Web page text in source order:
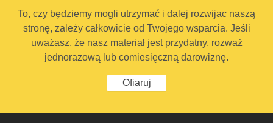
To, czy będziemy mogli utrzymać i dalej rozwijac naszą
stronę, zależy całkowicie od Twojego wsparcia. Jeśli
uważasz, że nasz materiał jest przydatny, rozważ
jednorazową lub comiesięczną darowiznę.
Ofiaruj